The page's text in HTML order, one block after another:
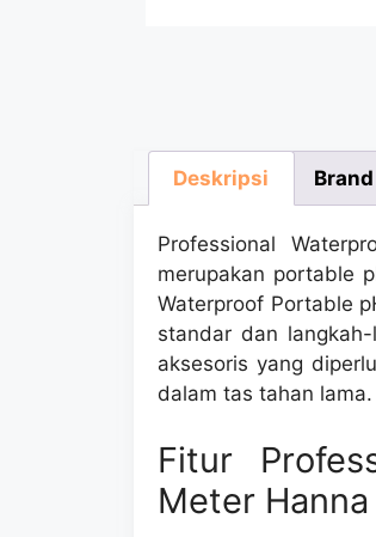
Deskripsi Brand
Professional
merupakan portable
Waterproof Portable
standar dan
aksesoris yang
dalam tas tahan lama.
Fitur
Meter